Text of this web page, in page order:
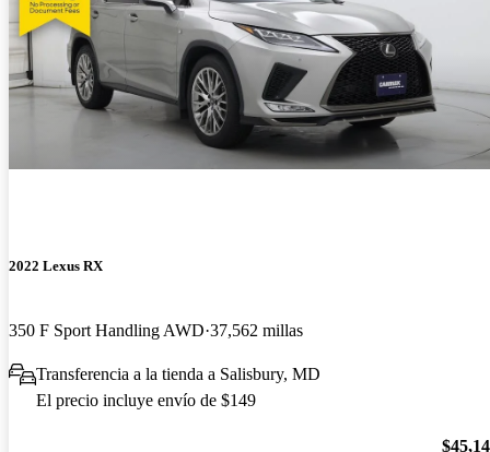
2022 Lexus RX
350 F Sport Handling AWD 37,562 millas
Transferencia a la tienda a Salisbury, MD
El precio incluye envío de $149